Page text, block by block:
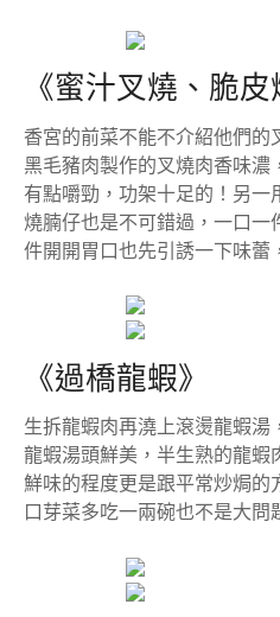
《蜜汁叉燒、脆皮
香宮的前菜不能不介紹他們
黑毛豬肉製作的叉燒肉香味濃
有點嚼勁，功架十足的！另
燒腩仔也是不可錯過，一口一
件開開胃口也先引誘一下味蕾
《過橋龍蝦》
生拆龍蝦肉再澆上滾燙龍蝦湯
龍蝦湯頭鮮美，半生熟的龍蝦
鮮味的程度更是跟平常炒焗的
口芽菜多吃一兩碗也不是大問